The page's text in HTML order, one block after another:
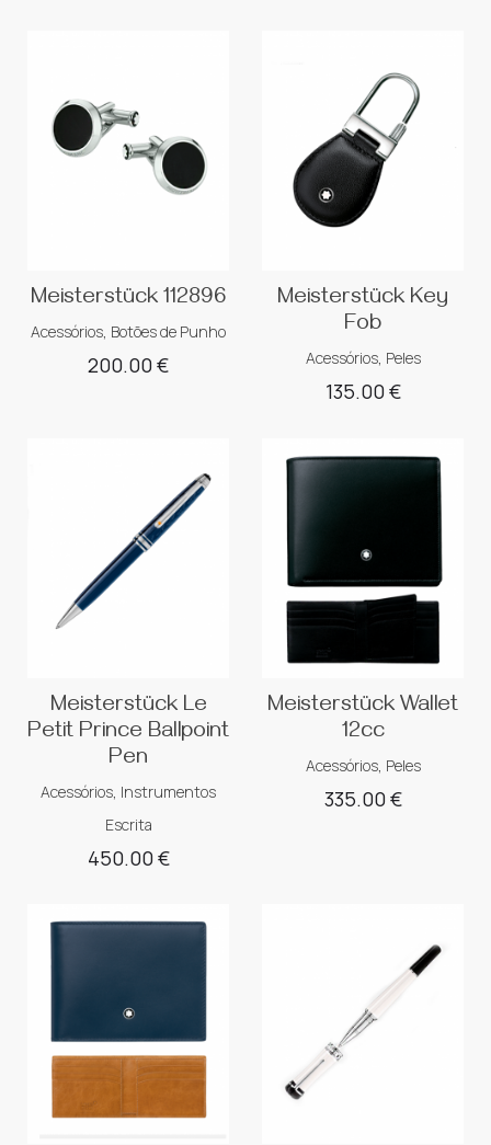
Meisterstück 112896
Acessórios, Botões de Punho
200.00€
Meisterstück Key
Fob
Acessórios, Peles
135.00€
Meisterstück Le
Petit Prince Ballpoint
Pen
Acessórios, Instrumentos
Escrita
450.00€
Meisterstück Wallet
12cc
Acessórios, Peles
335.00€